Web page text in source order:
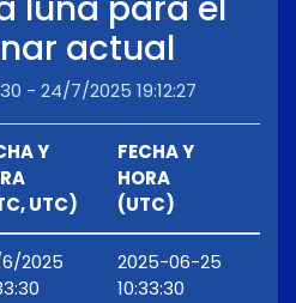
actual
- 24/7/2025 19:12:27
Y
UTC)
FECHA Y
HORA
(UTC)
2025
2025-06-25
10:33:30